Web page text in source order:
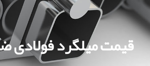
قیمت میلگرد فولادی